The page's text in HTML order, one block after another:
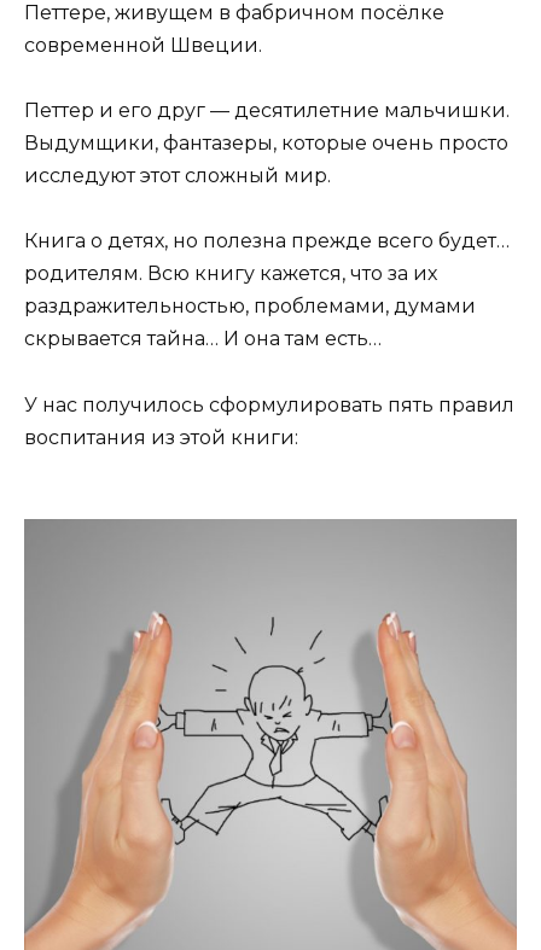
Петтере, живущем в фабричном посёлке
современной Швеции.
Петтер и его друг — десятилетние мальчишки.
Выдумщики, фантазеры, которые очень просто
исследуют этот сложный мир.
Книга о детях, но полезна прежде всего будет…
родителям. Всю книгу кажется, что за их
раздражительностью, проблемами, думами
скрывается тайна… И она там есть…
У нас получилось сформулировать пять правил
воспитания из этой книги: